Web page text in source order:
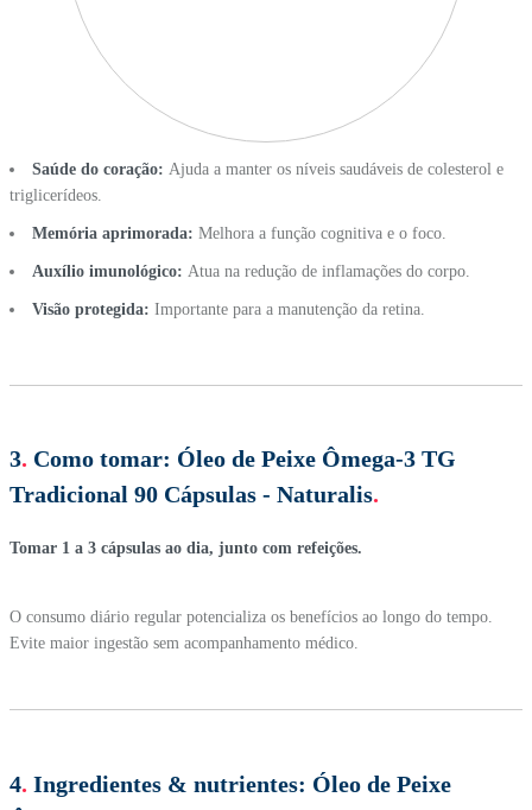
Saúde do coração: Ajuda a manter os níveis saudáveis de colesterol e
triglicerídeos.
Memória aprimorada: Melhora a função cognitiva e o foco.
Auxílio imunológico: Atua na redução de inflamações do corpo.
Visão protegida: Importante para a manutenção da retina.
3. Como tomar: Óleo de Peixe Ômega-3 TG
Tradicional 90 Cápsulas - Naturalis.
Tomar 1 a 3 cápsulas ao dia, junto com refeições.
O consumo diário regular potencializa os benefícios ao longo do tempo.
Evite maior ingestão sem acompanhamento médico.
4. Ingredientes & nutrientes: Óleo de Peixe